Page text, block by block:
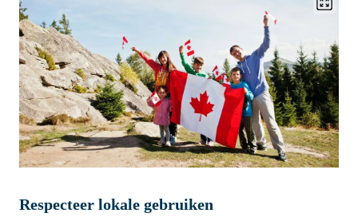
Respecteer lokale gebruiken